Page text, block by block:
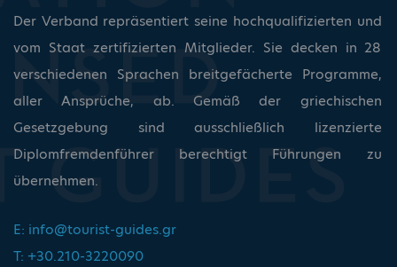
Der Verband repräsentiert seine hochqualifizierten und
vom Staat zertifizierten Mitglieder. Sie decken in 28
verschiedenen Sprachen breitgefächerte Programme,
aller Ansprüche, ab. Gemäß der griechischen
Gesetzgebung sind ausschließlich lizenzierte
Diplomfremdenführer berechtigt Führungen zu
übernehmen.
E: info@tourist-guides.gr
T: +30.210-3220090